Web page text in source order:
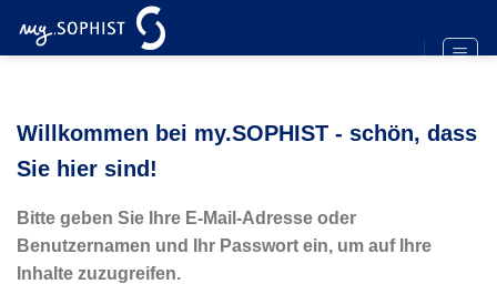
Inhalt
Willkommen bei my.SOPHIST - schön, dass
Sie hier sind!
Bitte geben Sie Ihre E-Mail-Adresse oder
Benutzernamen und Ihr Passwort ein, um auf Ihre
Inhalte zuzugreifen.